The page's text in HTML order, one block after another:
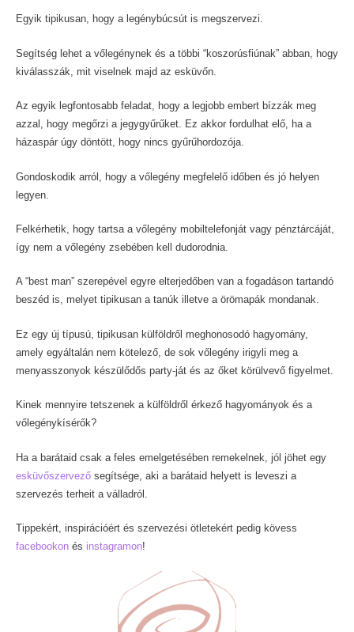
Egyik tipikusan, hogy a legénybúcsút is megszervezi.
Segítség lehet a vőlegénynek és a többi “koszorúsfiúnak” abban, hogy
kiválasszák, mit viselnek majd az esküvőn.
Az egyik legfontosabb feladat, hogy a legjobb embert bízzák meg
azzal, hogy megőrzi a jegygyűrűket. Ez akkor fordulhat elő, ha a
házaspár úgy döntött, hogy nincs gyűrűhordozója.
Gondoskodik arról, hogy a vőlegény megfelelő időben és jó helyen
legyen.
Felkérhetik, hogy tartsa a vőlegény mobiltelefonját vagy pénztárcáját,
így nem a vőlegény zsebében kell dudorodnia.
A “best man” szerepével egyre elterjedőben van a fogadáson tartandó
beszéd is, melyet tipikusan a tanúk illetve a örömapák mondanak.
Ez egy új típusú, tipikusan külföldről meghonosodó hagyomány,
amely egyáltalán nem kötelező, de sok vőlegény irigyli meg a
menyasszonyok készülődős party-ját és az őket körülvevő figyelmet.
Kinek mennyire tetszenek a külföldről érkező hagyományok és a
vőlegénykísérők?
Ha a barátaid csak a feles emelgetésében remekelnek, jól jöhet egy
esküvőszervező segítsége, aki a barátaid helyett is leveszi a
szervezés terheit a válladról.
Tippekért, inspirációért és szervezési ötletekért pedig kövess
facebookon és instagramon!